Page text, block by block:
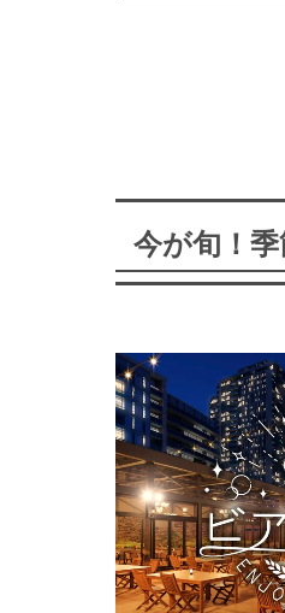
今が旬！